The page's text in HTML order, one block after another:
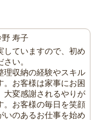
野 寿子
していますので、初め
い。
理収納の経験やスキル
。お客様は家事にお困
大変感謝されるやりが
。お客様の毎日を笑顔
いのあるお仕事を始め